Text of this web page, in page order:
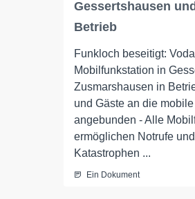
Gessertshausen
Betrieb
Funkloch beseitigt:
Mobilfunkstation in
Zusmarshausen in
und Gäste an die
angebunden - Alle
ermöglichen Notrufe
Katastrophen ...
Ein Dokument